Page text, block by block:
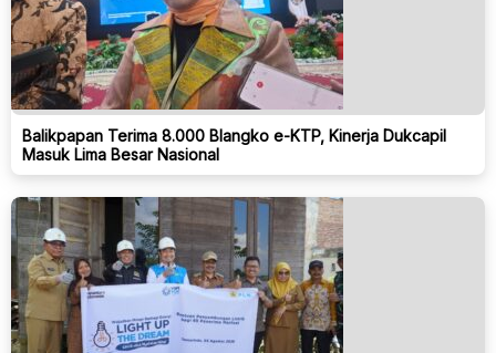
Balikpapan Terima 8.000 Blangko e-KTP, Kinerja Dukcapil
Masuk Lima Besar Nasional